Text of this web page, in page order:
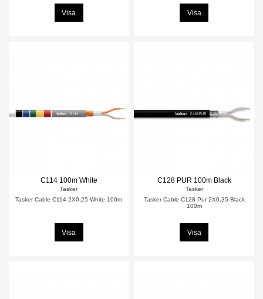
Visa Visa
C114 100m White
Tasker
Tasker Cable C114 2X0,25 White 100m
Visa
C128 PUR 100m Black
Tasker
Tasker Cable C128 Pur 2X0,35 Black
100m
Visa